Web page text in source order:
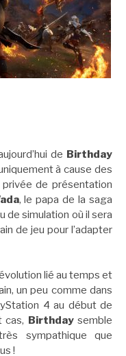
de Birthday
à cause des
de présentation
, le papa de la saga
de simulation où il sera
de jeu pour l’adapter
lié au temps et
un peu comme dans
4 au début de
cas, Birthdaysemble
sympathique que
!